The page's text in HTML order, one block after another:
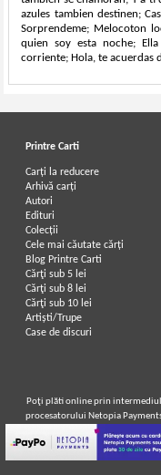
azules tambien destinen;
Sorprendeme; Melocoton
quien soy esta noche;
corriente; Hola, te acuerdas
Printre Carti
Carți la reducere
Arhivă carți
Autori
Edituri
Colecții
Cele mai căutate cărți
Blog Printre Carti
Cărţi sub 5 lei
Cărţi sub 8 lei
Cărţi sub 10 lei
Artiști/Trupe
Case de discuri
Poţi plăti online prin intermediul
procesatorului Netopia